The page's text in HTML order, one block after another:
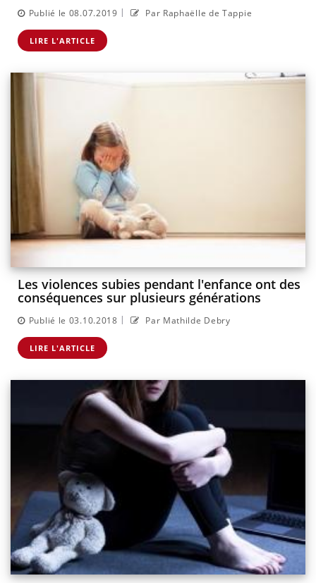
Publié le 08.07.2019 | Par Raphaëlle de Tappie
LIRE L'ARTICLE
Les violences subies pendant l'enfance ont des
conséquences sur plusieurs générations
Publié le 03.10.2018 | Par Mathilde Debry
LIRE L'ARTICLE